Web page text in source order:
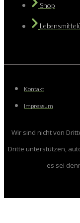
Shop
Kontakt
Impressum
Wir sind nicht von
Dritte unterstützen,
es sei